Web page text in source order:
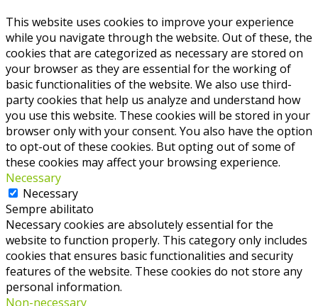
This website uses cookies to improve your experience
while you navigate through the website. Out of these, the
cookies that are categorized as necessary are stored on
your browser as they are essential for the working of
basic functionalities of the website. We also use third-
party cookies that help us analyze and understand how
you use this website. These cookies will be stored in your
browser only with your consent. You also have the option
to opt-out of these cookies. But opting out of some of
these cookies may affect your browsing experience.
Necessary
Necessary
Sempre abilitato
Necessary cookies are absolutely essential for the
website to function properly. This category only includes
cookies that ensures basic functionalities and security
features of the website. These cookies do not store any
personal information.
Non-necessary